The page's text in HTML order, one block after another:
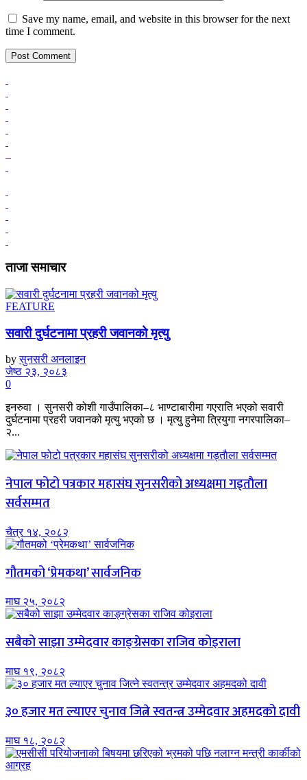
Save my name, email, and website in this browser for the next
time I comment.
ताजा समाचार
FEATURE
सवारी दुर्घटनामा प्रहरी जवानको मृत्यु
by सुनसरी अनलाइन
जेष्ठ २३, २०८३
0
इनरुवा । सुनसरी कोशी गाउँपालिका–८ भाण्टाबारीमा गएराति भएको सवारी
दुर्घटनामा प्रहरी जवानको मृत्यु भएको छ । मृत्यु हुनेमा त्रियुगा नगरपालिका–
२...
नेपाल फोटो पत्रकार महासंघ सुनसरीको अध्यक्षमा गड्ताैला
सर्वसम्मत
चैत्र १४, २०८२
गौतमको ‘प्रेमकथा’ सार्वजनिक
माघ २५, २०८२
सबैको साझा उम्मेदवार काङ्ग्रेसका राजिव कोइराला
माघ १९, २०८२
३० हजार मत ल्याएर चुनाव जित्ने स्वतन्त्र उम्मेदवार अहमदको दावी
माघ १८, २०८२